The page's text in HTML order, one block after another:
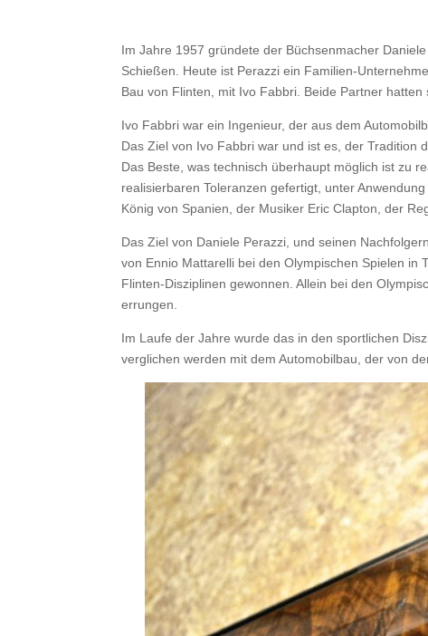
Im Jahre 1957 gründete der Büchsenmacher
Schießen. Heute ist Perazzi ein Familien-
Bau von Flinten, mit Ivo Fabbri. Beide Partner
Ivo Fabbri war ein Ingenieur, der aus dem
Das Ziel von Ivo Fabbri war und ist es, der Tradition
Das Beste, was technisch überhaupt möglich ist zu
realisierbaren Toleranzen gefertigt, unter
König von Spanien, der Musiker Eric Clapton, der
Das Ziel von Daniele Perazzi, und seinen
von Ennio Mattarelli bei den Olympischen Spielen in
Flinten-Disziplinen gewonnen. Allein bei den
errungen.
Im Laufe der Jahre wurde das in den sportlichen
verglichen werden mit dem Automobilbau, der von